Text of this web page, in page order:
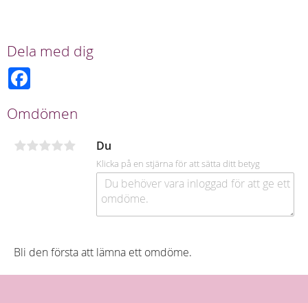
Dela med dig
b
o
k
Omdömen
Du
Klicka på en stjärna för att sätta ditt betyg
Bli den första att lämna ett omdöme.